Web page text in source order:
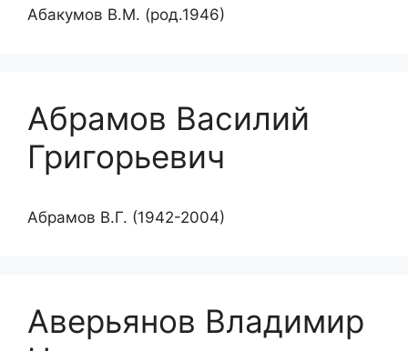
Абакумов В.М. (род.1946)
Абрамов Василий
Григорьевич
Абрамов В.Г. (1942-2004)
Аверьянов Владимир